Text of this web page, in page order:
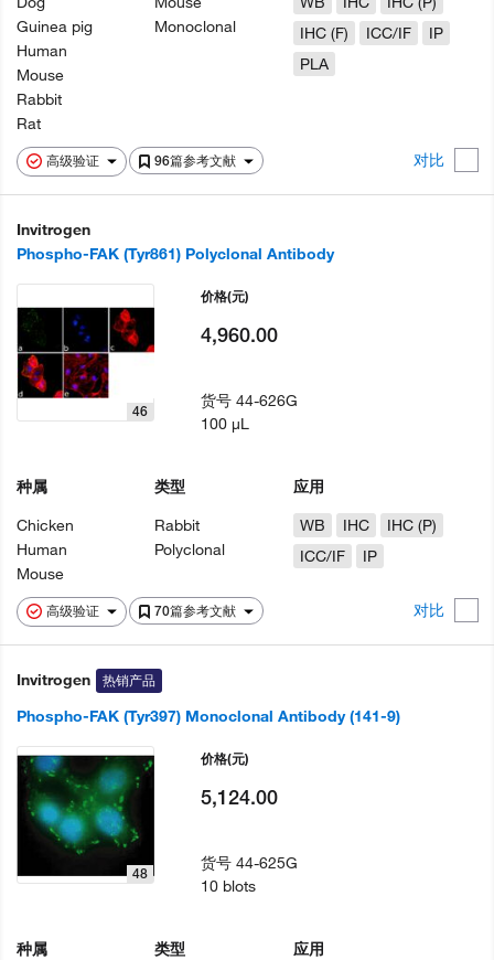
高级验证 96篇参考文献 对比
Guinea pig
Human
Mouse
Rabbit
Rat
Monoclonal
IHC (F)
ICC/IF
IP
PLA
Invitrogen
Phospho-FAK (Tyr861) Polyclonal Antibody
高级验证 70篇参考文献 对比
46
种属
Chicken
Human
Mouse
类型
Rabbit
Polyclonal
应用
WB
IHC
IHC (P)
ICC/IF
IP
价格(元)
4,960.00
货号44-626G
100 µL
Invitrogen 热销产品
Phospho-FAK (Tyr397) Monoclonal Antibody (141-9)
48
种属
类型
应用
价格(元)
5,124.00
货号44-625G
10 blots